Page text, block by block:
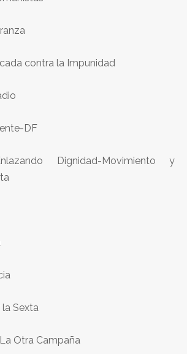
contra la Impunidad
DF
Dignidad-Movimiento y
Sexta
Otra Campaña